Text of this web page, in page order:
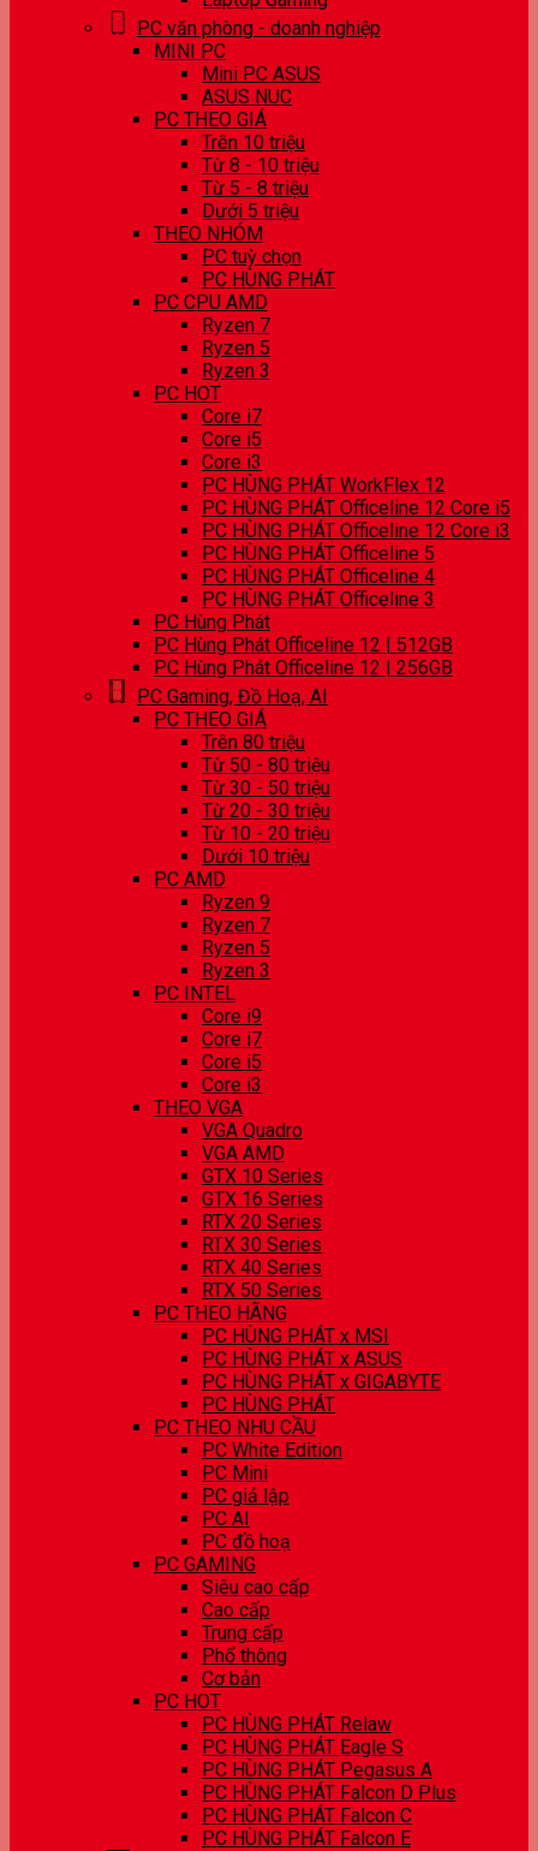
PC văn phòng - doanh nghiệp
MINI PC
Mini PC ASUS
ASUS NUC
PC THEO GIÁ
Trên 10 triệu
Từ 8 - 10 triệu
Từ 5 - 8 triệu
Dưới 5 triệu
THEO NHÓM
PC tuỳ chọn
PC HÙNG PHÁT
PC CPU AMD
Ryzen 7
Ryzen 5
Ryzen 3
PC HOT
Core i7
Core i5
Core i3
PC HÙNG PHÁT WorkFlex 12
PC HÙNG PHÁT Officeline 12 Core i5
PC HÙNG PHÁT Officeline 12 Core i3
PC HÙNG PHÁT Officeline 5
PC HÙNG PHÁT Officeline 4
PC HÙNG PHÁT Officeline 3
PC Hùng Phát
PC Hùng Phát Officeline 12 | 512GB
PC Hùng Phát Officeline 12 | 256GB
PC Gaming, Đồ Hoạ, AI
PC THEO GIÁ
Trên 80 triệu
Từ 50 - 80 triệu
Từ 30 - 50 triệu
Từ 20 - 30 triệu
Từ 10 - 20 triệu
Dưới 10 triệu
PC AMD
Ryzen 9
Ryzen 7
Ryzen 5
Ryzen 3
PC INTEL
Core i9
Core i7
Core i5
Core i3
THEO VGA
VGA Quadro
VGA AMD
GTX 10 Series
GTX 16 Series
RTX 20 Series
RTX 30 Series
RTX 40 Series
RTX 50 Series
PC THEO HÃNG
PC HÙNG PHÁT x MSI
PC HÙNG PHÁT x ASUS
PC HÙNG PHÁT x GIGABYTE
PC HÙNG PHÁT
PC THEO NHU CẦU
PC White Edition
PC Mini
PC giả lập
PC AI
PC đồ hoạ
PC GAMING
Siêu cao cấp
Cao cấp
Trung cấp
Phổ thông
Cơ bản
PC HOT
PC HÙNG PHÁT Relaw
PC HÙNG PHÁT Eagle S
PC HÙNG PHÁT Pegasus A
PC HÙNG PHÁT Falcon D Plus
PC HÙNG PHÁT Falcon C
PC HÙNG PHÁT Falcon E